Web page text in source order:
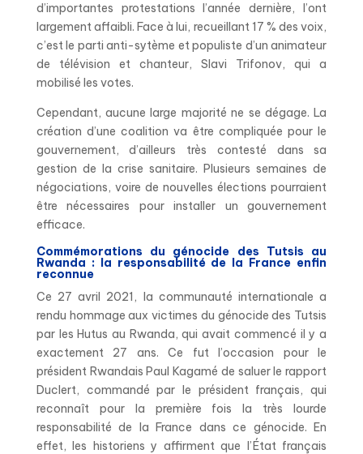
d’importantes protestations l’année dernière, l’ont
largement affaibli. Face à lui, recueillant 17 % des voix,
c’est le parti anti-sytème et populiste d’un animateur
de télévision et chanteur, Slavi Trifonov, qui a
mobilisé les votes.
Cependant, aucune large majorité ne se dégage. La
création d’une coalition va être compliquée pour le
gouvernement, d’ailleurs très contesté dans sa
gestion de la crise sanitaire. Plusieurs semaines de
négociations, voire de nouvelles élections pourraient
être nécessaires pour installer un gouvernement
efficace.
Commémorations du génocide des Tutsis au
Rwanda : la responsabilité de la France enfin
reconnue
Ce 27 avril 2021, la communauté internationale a
rendu hommage aux victimes du génocide des Tutsis
par les Hutus au Rwanda, qui avait commencé il y a
exactement 27 ans. Ce fut l’occasion pour le
président Rwandais Paul Kagamé de saluer le rapport
Duclert, commandé par le président français, qui
reconnaît pour la première fois la très lourde
responsabilité de la France dans ce génocide. En
effet, les historiens y affirment que l’État français